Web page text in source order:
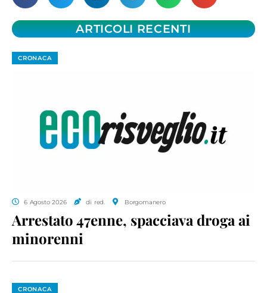
ARTICOLI RECENTI
CRONACA
6 Agosto 2026 di red. Borgomanero
Arrestato 47enne, spacciava droga ai
minorenni
CRONACA